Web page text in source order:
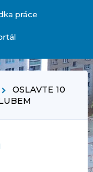
práce
OSLAVTE 10